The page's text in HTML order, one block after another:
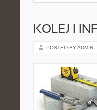
KOLEJ I
POSTED BY ADMIN